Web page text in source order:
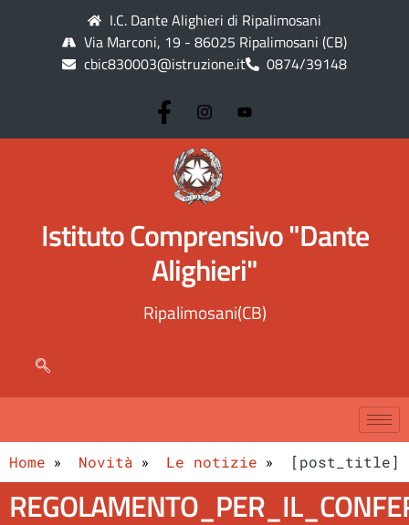
I.C. Dante Alighieri di Ripalimosani
Via Marconi, 19 - 86025 Ripalimosani (CB)
cbic830003@istruzione.it
0874/39148
Istituto Comprensivo "Dante
Alighieri"
Ripalimosani(CB)
Home Novità Le notizie [post_title]